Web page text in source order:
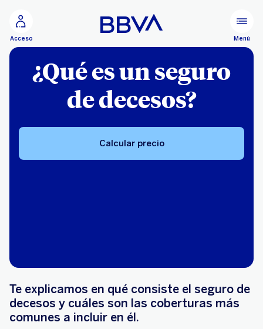
Acceso Menú
¿Qué es un seguro
de decesos?
Calcular precio
Te explicamos en qué consiste el seguro de
decesos y cuáles son las coberturas más
comunes a incluir en él.